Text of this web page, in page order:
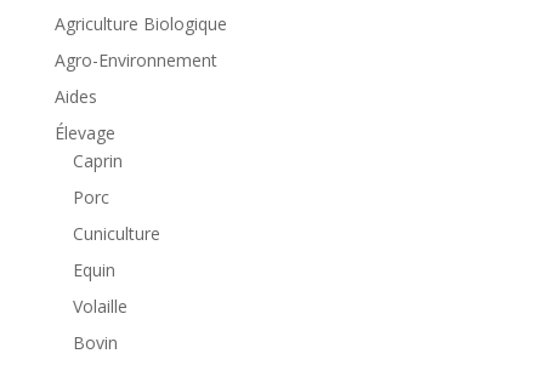
Agriculture Biologique
Agro-Environnement
Aides
Élevage
Caprin
Porc
Cuniculture
Equin
Volaille
Bovin